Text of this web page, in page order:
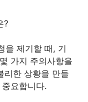
?
을 제기할 때, 기
가지 주의사항을
리한 상황을 만들
요합니다.